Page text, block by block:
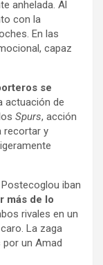
anhelada. Al
con la
En las
capaz
se
actuación de
Spurs, acción
recortar y
iban
más de lo
rivales en un
La zaga
un Amad